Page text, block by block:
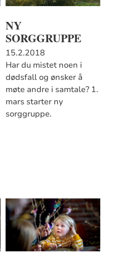
NY
SORGGRUPPE
15.2.2018
Har du mistet noen i
dødsfall og ønsker å
møte andre i samtale? 1.
mars starter ny
sorggruppe.